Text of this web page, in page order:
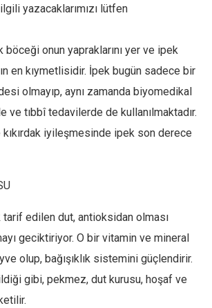
yazacaklarımızı lütfen
böceği onun yapraklarını yer ve ipek
en kıymetlisidir. İpek bugün sadece bir
olmayıp, aynı zamanda biyomedikal
ve tıbbî tedavilerde de kullanılmaktadır.
iyileşmesinde ipek son derece
tarif edilen dut, antioksidan olması
geciktiriyor. O bir vitamin ve mineral
olup, bağışıklık sistemini güçlendirir.
gibi, pekmez, dut kurusu, hoşaf ve